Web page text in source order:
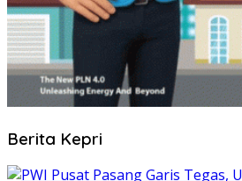
Berita Kepri